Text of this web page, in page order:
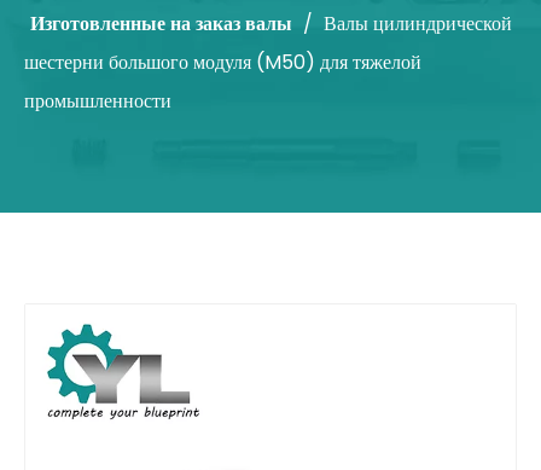
Изготовленные на заказ валы / Валы цилиндрической
шестерни большого модуля (M50) для тяжелой
промышленности